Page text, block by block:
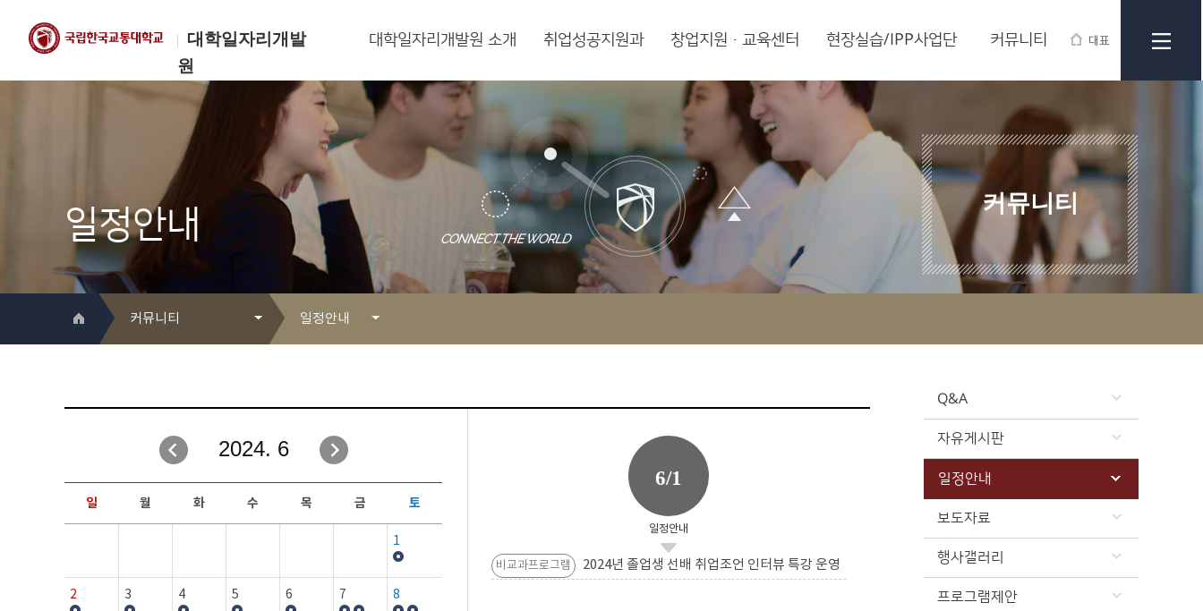
대학일자리개발
원
대표
한국교통대학교
대학일자리개발원
대학일자리개발원 소개 취업성공지원과 창업지원·교육센터 현장실습/IPP사업단 커뮤니티
일정안내
커뮤니티
커뮤니티
취업성공지원과
창업지원·교육센터
현장실습/IPP사업단
커뮤니티
일정안내
자유게시판
일정안내
보도자료
행사갤러리
Q&A
자유게시판
일정안내
보도자료
행사갤러리
프로그램제안
2024. 6
일 월 화 수 목 금 토
1
2 3 4 5 6 7 8
6/1
일정안내
비교과프로그램 2024년 졸업생 선배 취업조언 인터뷰 특강 운영